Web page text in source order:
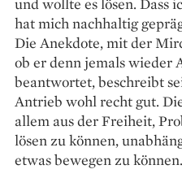
hat mich nachhaltig
Die Anekdote, mit der
ob er denn jemals wieder
beantwortet, beschreibt
Antrieb wohl recht gut.
allem aus der Freiheit,
lösen zu können,
etwas bewegen zu können.